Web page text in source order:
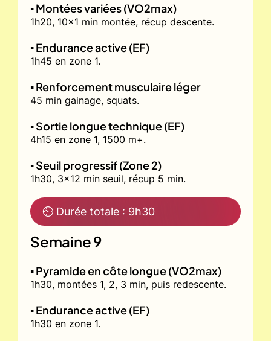
▪️ Montées variées (VO2max)
1h20, 10x1 min montée, récup descente.
▪️ Endurance active (EF)
1h45 en zone 1.
▪️ Renforcement musculaire léger
45 min gainage, squats.
▪️ Sortie longue technique (EF)
4h15 en zone 1, 1500 m+.
▪️ Seuil progressif (Zone 2)
1h30, 3x12 min seuil, récup 5 min.
⏲ Durée totale : 9h30
Semaine 9
▪️ Pyramide en côte longue (VO2max)
1h30, montées 1, 2, 3 min, puis redescente.
▪️ Endurance active (EF)
1h30 en zone 1.